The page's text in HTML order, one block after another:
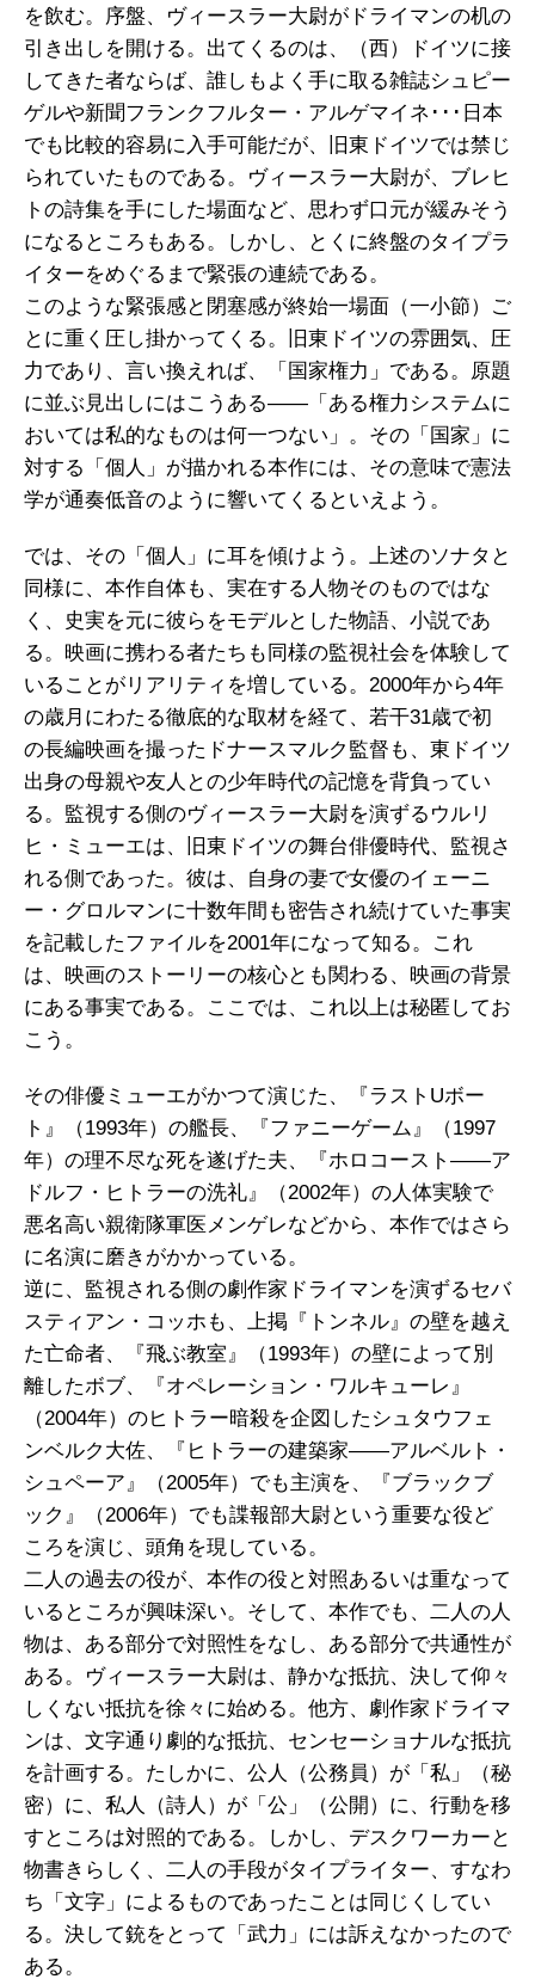
を飲む。序盤、ヴィースラー大尉がドライマンの机の
引き出しを開ける。出てくるのは、（西）ドイツに接
してきた者ならば、誰しもよく手に取る雑誌シュピー
ゲルや新聞フランクフルター・アルゲマイネ･･･日本
でも比較的容易に入手可能だが、旧東ドイツでは禁じ
られていたものである。ヴィースラー大尉が、ブレヒ
トの詩集を手にした場面など、思わず口元が緩みそう
になるところもある。しかし、とくに終盤のタイプラ
イターをめぐるまで緊張の連続である。
このような緊張感と閉塞感が終始一場面（一小節）ご
とに重く圧し掛かってくる。旧東ドイツの雰囲気、圧
力であり、言い換えれば、「国家権力」である。原題
に並ぶ見出しにはこうある――「ある権力システムに
おいては私的なものは何一つない」。その「国家」に
対する「個人」が描かれる本作には、その意味で憲法
学が通奏低音のように響いてくるといえよう。
では、その「個人」に耳を傾けよう。上述のソナタと
同様に、本作自体も、実在する人物そのものではな
く、史実を元に彼らをモデルとした物語、小説であ
る。映画に携わる者たちも同様の監視社会を体験して
いることがリアリティを増している。2000年から4年
の歳月にわたる徹底的な取材を経て、若干31歳で初
の長編映画を撮ったドナースマルク監督も、東ドイツ
出身の母親や友人との少年時代の記憶を背負ってい
る。監視する側のヴィースラー大尉を演ずるウルリ
ヒ・ミューエは、旧東ドイツの舞台俳優時代、監視さ
れる側であった。彼は、自身の妻で女優のイェーニ
ー・グロルマンに十数年間も密告され続けていた事実
を記載したファイルを2001年になって知る。これ
は、映画のストーリーの核心とも関わる、映画の背景
にある事実である。ここでは、これ以上は秘匿してお
こう。
その俳優ミューエがかつて演じた、『ラストUボー
ト』（1993年）の艦長、『ファニーゲーム』（1997
年）の理不尽な死を遂げた夫、『ホロコースト――ア
ドルフ・ヒトラーの洗礼』（2002年）の人体実験で
悪名高い親衛隊軍医メンゲレなどから、本作ではさら
に名演に磨きがかかっている。
逆に、監視される側の劇作家ドライマンを演ずるセバ
スティアン・コッホも、上掲『トンネル』の壁を越え
た亡命者、『飛ぶ教室』（1993年）の壁によって別
離したボブ、『オペレーション・ワルキューレ』
（2004年）のヒトラー暗殺を企図したシュタウフェ
ンベルク大佐、『ヒトラーの建築家――アルベルト・
シュペーア』（2005年）でも主演を、『ブラックブ
ック』（2006年）でも諜報部大尉という重要な役ど
ころを演じ、頭角を現している。
二人の過去の役が、本作の役と対照あるいは重なって
いるところが興味深い。そして、本作でも、二人の人
物は、ある部分で対照性をなし、ある部分で共通性が
ある。ヴィースラー大尉は、静かな抵抗、決して仰々
しくない抵抗を徐々に始める。他方、劇作家ドライマ
ンは、文字通り劇的な抵抗、センセーショナルな抵抗
を計画する。たしかに、公人（公務員）が「私」（秘
密）に、私人（詩人）が「公」（公開）に、行動を移
すところは対照的である。しかし、デスクワーカーと
物書きらしく、二人の手段がタイプライター、すなわ
ち「文字」によるものであったことは同じくしてい
る。決して銃をとって「武力」には訴えなかったので
ある。